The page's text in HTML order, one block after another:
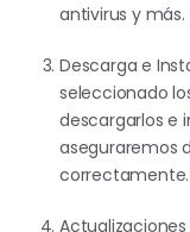
antivirus y más.
Descarga e
seleccionado
descargarlos e
aseguraremos
correctamente.